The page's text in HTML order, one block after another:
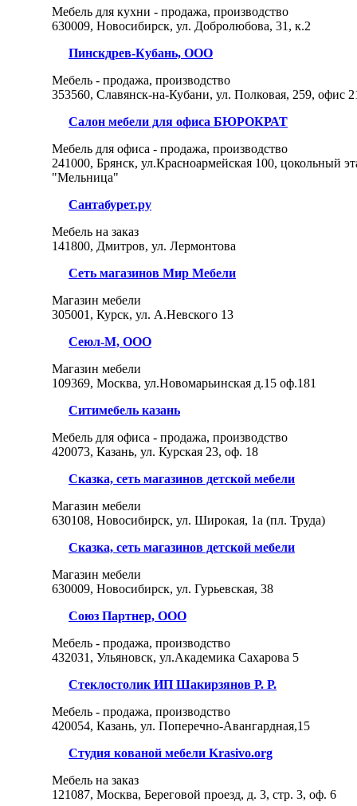
Мебель для кухни - продажа, производство
630009, Новосибирск, ул. Добролюбова, 31, к.2
Пинскдрев-Кубань, ООО
Мебель - продажа, производство
353560, Славянск-на-Кубани, ул. Полковая, 259, офис
Салон мебели для офиса БЮРОКРАТ
Мебель для офиса - продажа, производство
241000, Брянск, ул.Красноармейская 100, цокольный
"Мельница"
Сантабурет.ру
Мебель на заказ
141800, Дмитров, ул. Лермонтова
Сеть магазинов Мир Мебели
Магазин мебели
305001, Курск, ул. А.Невского 13
Сеюл-М, ООО
Магазин мебели
109369, Москва, ул.Новомарьинская д.15 оф.181
Ситимебель казань
Мебель для офиса - продажа, производство
420073, Казань, ул. Курская 23, оф. 18
Сказка, сеть магазинов детской мебели
Магазин мебели
630108, Новосибирск, ул. Широкая, 1а (пл. Труда)
Сказка, сеть магазинов детской мебели
Магазин мебели
630009, Новосибирск, ул. Гурьевская, 38
Союз Партнер, ООО
Мебель - продажа, производство
432031, Ульяновск, ул.Академика Сахарова 5
Стеклостолик ИП Шакирзянов Р. Р.
Мебель - продажа, производство
420054, Казань, ул. Поперечно-Авангардная,15
Студия кованой мебели Krasivo.org
Мебель на заказ
121087, Москва, Береговой проезд, д. 3, стр. 3, оф. 6